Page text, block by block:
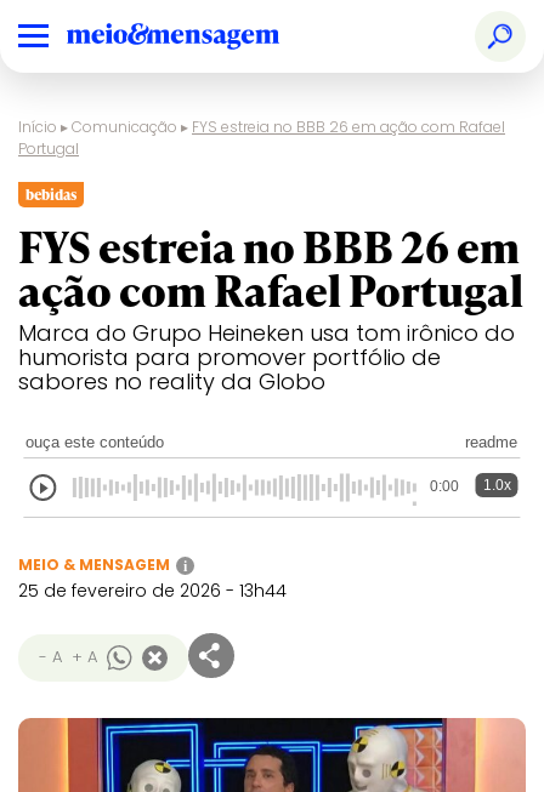
Início ▸Comunicação ▸ FYS estreia no BBB 26 em ação com Rafael
Portugal
bebidas
FYS estreia no BBB 26 em
ação com Rafael Portugal
Marca do Grupo Heineken usa tom irônico do
humorista para promover portfólio de
sabores no reality da Globo
ouça este conteúdo readme
0:00 1.0x
MEIO & MENSAGEM i
25 de fevereiro de 2026 - 13h44
- A + A